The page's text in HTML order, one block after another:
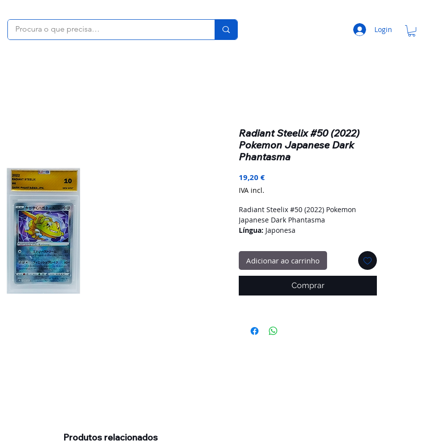
Login
Radiant Steelix #50 (2022)
Pokemon Japanese Dark
Phantasma
19,20 €Preço
IVA incl.
Radiant Steelix #50 (2022) Pokemon
Japanese Dark Phantasma
Língua: Japonesa
Adicionar ao carrinho
Comprar
Produtos relacionados